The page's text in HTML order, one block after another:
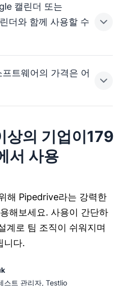
여 Gmail이나 Outlook 또
체를 통해 일정 관리 링크
를 삽입하세요.
하는 정보를 사용자 지정
화번호, 직책, 원하는 사용
습니다. 필드를 선택 또는
캘린더 또는
더와 함께 사용할 수
Microsoft Outlook과 통합
트웨어의 가격은 어
어인 Scheduler는 일부
의 기업이179
서 사용
해 Pipedrive라는 강력한
해보세요. 사용이 간단하
계로 팀 조직이 쉬워지며
니다.
스트 관리자, Testlio